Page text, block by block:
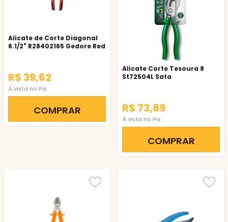
Alicate de Corte Diagonal
6.1/2" R28402165 Gedore Red
R$ 39,62
À vista no Pix
COMPRAR
Alicate Corte Tesoura 8
St72504L Sata
R$ 73,89
À vista no Pix
COMPRAR